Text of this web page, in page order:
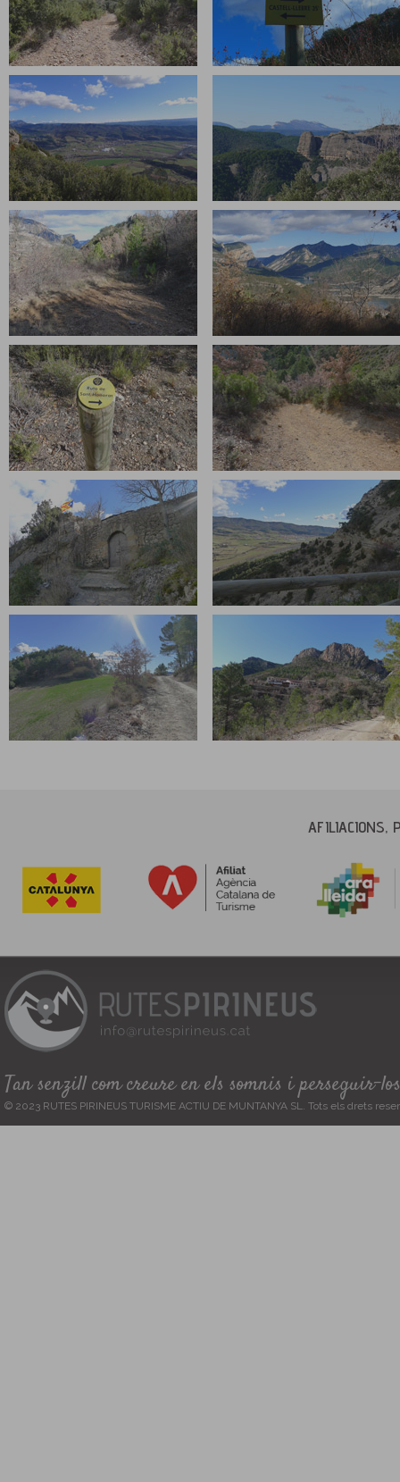
AFILIACIONS,
Tan senzill com creure en els somnis i perseguir-los
© 2023 RUTES PIRINEUS TURISME ACTIU DE MUNTANYA SL. Tots els drets